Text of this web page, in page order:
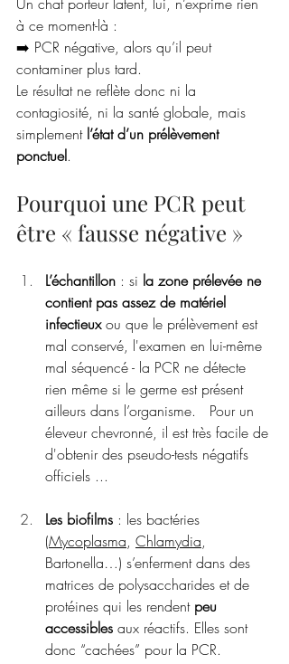
à ce moment-là :
➡️ PCR négative, alors qu’il peut
contaminer plus tard.
Le résultat ne reflète donc ni la
contagiosité, ni la santé globale, mais
simplement l’état d’un prélèvement
ponctuel.
Pourquoi une PCR peut
être « fausse négative »
L’échantillon : si la zone prélevée ne
contient pas assez de matériel
infectieux ou que le prélèvement est
mal conservé, l'examen en lui-même
mal séquencé - la PCR ne détecte
rien même si le germe est présent
ailleurs dans l’organisme.   Pour un
éleveur chevronné, il est très facile de
d'obtenir des pseudo-tests négatifs
officiels ...
Les biofilms : les bactéries
(Mycoplasma, Chlamydia,
Bartonella…) s’enferment dans des
matrices de polysaccharides et de
protéines qui les rendent peu
accessibles aux réactifs. Elles sont
donc “cachées” pour la PCR.